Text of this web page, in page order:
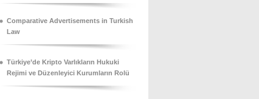
Comparative Advertisements in Turkish
Law
Türkiye’de Kripto Varlıkların Hukuki
Rejimi ve Düzenleyici Kurumların Rolü